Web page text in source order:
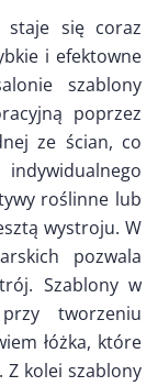
staje się coraz
i efektowne
szablony
poprzez
ze ścian, co
roślinne lub
wystroju. W
pozwala
Szablony w
tworzeniu
łóżka, które
kolei szablony